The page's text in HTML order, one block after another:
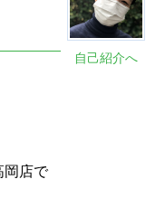
自己紹介へ
岡店で